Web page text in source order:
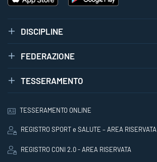
DISCIPLINE
FEDERAZIONE
TESSERAMENTO
TESSERAMENTO ONLINE
REGISTRO SPORT e SALUTE – AREA RISERVATA
REGISTRO CONI 2.0 - AREA RISERVATA